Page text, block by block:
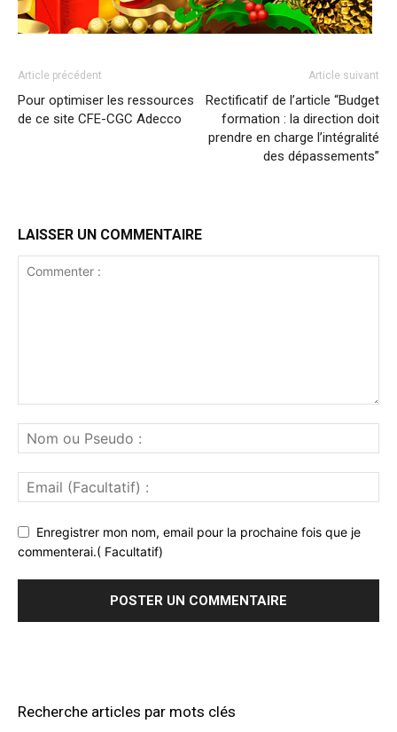
Article précédent
Pour optimiser les ressources
de ce site CFE-CGC Adecco
Article suivant
Rectificatif de l’article “Budget
formation : la direction doit
prendre en charge l’intégralité
des dépassements”
LAISSER UN COMMENTAIRE
Enregistrer mon nom, email pour la prochaine fois que je
commenterai.( Facultatif)
Recherche articles par mots clés